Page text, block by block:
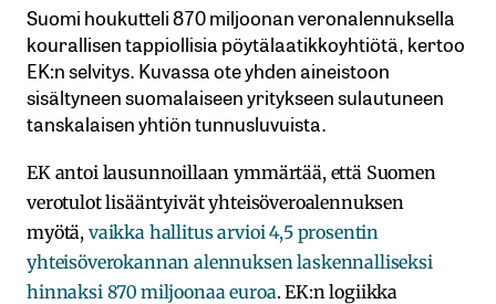
Suomi houkutteli 870 miljoonan veronalennuksella
kourallisen tappiollisia pöytälaatikkoyhtiötä, kertoo
EK:n selvitys. Kuvassa ote yhden aineistoon
sisältyneen suomalaiseen yritykseen sulautuneen
tanskalaisen yhtiön tunnusluvuista.
EK antoi lausunnoillaan ymmärtää, että Suomen
verotulot lisääntyivät yhteisöveroalennuksen
myötä, vaikka hallitus arvioi 4,5 prosentin
yhteisöverokannan alennuksen laskennalliseksi
hinnaksi 870 miljoonaa euroa. EK:n logiikka